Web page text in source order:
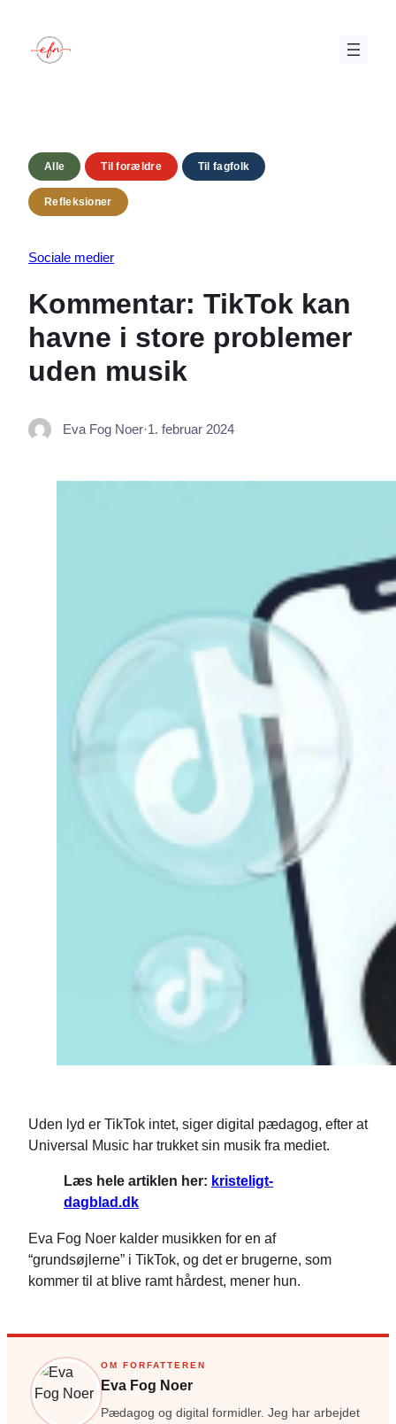
indhold
Alle Til forældre Til fagfolk
Refleksioner
Sociale medier
Kommentar: TikTok kan
havne i store problemer
uden musik
Eva Fog Noer·1. februar 2024
Uden lyd er TikTok intet, siger digital pædagog, efter at
Universal Music har trukket sin musik fra mediet.
Læs hele artiklen her: kristeligt-
dagblad.dk
Eva Fog Noer kalder musikken for en af
“grundsøjlerne” i TikTok, og det er brugerne, som
kommer til at blive ramt hårdest, mener hun.
OM FORFATTEREN
Eva Fog Noer
Pædagog og digital formidler. Jeg har arbejdet